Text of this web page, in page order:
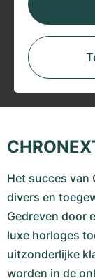
Het succes van
divers en
Gedreven door
luxe horloges
uitzonderlijke
worden in de